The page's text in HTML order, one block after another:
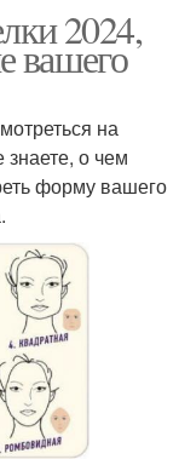
2024,
вашего
на
о чем
форму вашего